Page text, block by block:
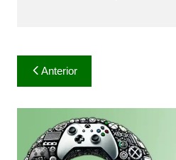
Navegação
de
Post
Anterior